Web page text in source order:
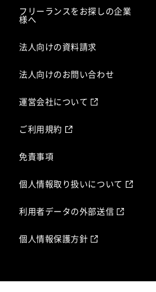
フリーランスをお探しの企業
様へ
法人向けの資料請求
法人向けのお問い合わせ
運営会社について
ご利用規約
免責事項
個人情報取り扱いについて
利用者データの外部送信
個人情報保護方針